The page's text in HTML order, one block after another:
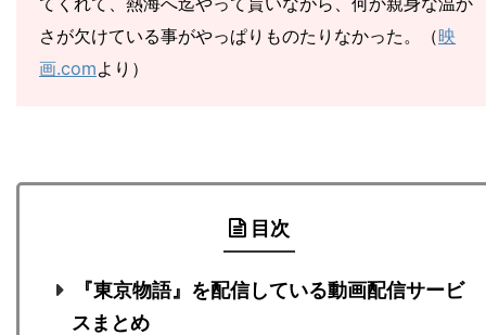
さが欠けている事がやっぱりものたりなかった。（映
画.comより）
目次
『東京物語』を配信している動画配信サービ
スまとめ